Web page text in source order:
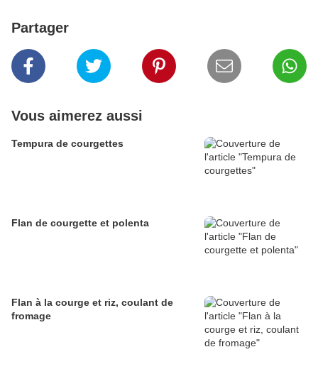
Partager
Vous aimerez aussi
Tempura de courgettes
Flan de courgette et polenta
Flan à la courge et riz, coulant de
fromage